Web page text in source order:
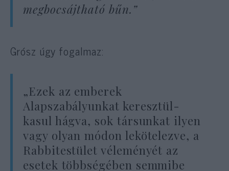
megbocsájtható bűn.”
Grósz úgy fogalmaz:
„Ezek az emberek
Alapszabályunkat keresztül-
kasul hágva, sok társunkat ilyen
vagy olyan módon lekötelezve, a
Rabbitestület véleményét az
esetek többségében semmibe